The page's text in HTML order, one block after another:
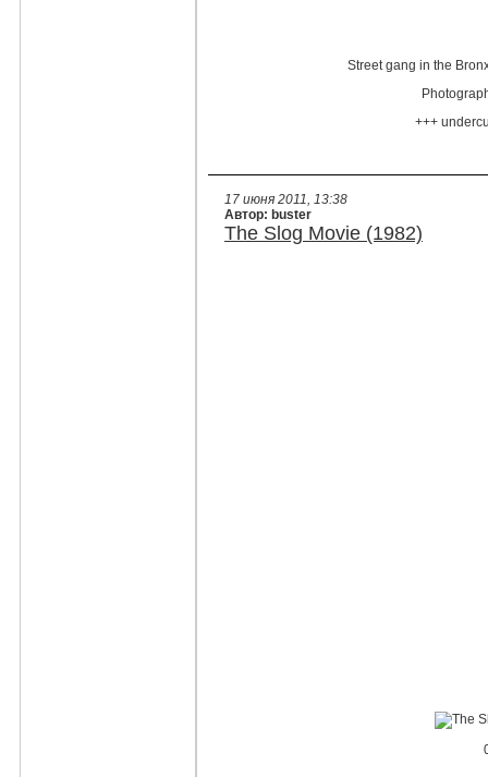
Street gang in the
+++
17 июня 2011, 13:38
Автор: buster
The Slog Movie (1982)